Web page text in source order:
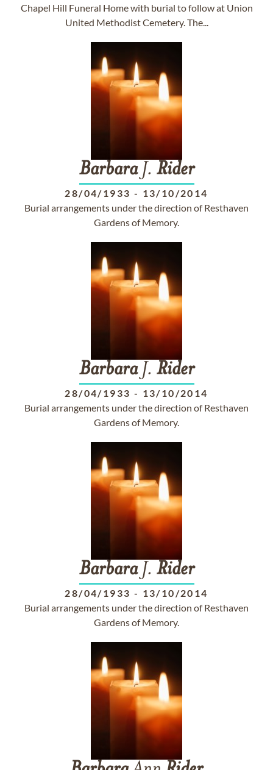
Chapel Hill Funeral Home with burial to follow at Union
United Methodist Cemetery. The...
BarbaraJ. Rider
28/04/1933 - 13/10/2014
Burial arrangements under the direction of Resthaven
Gardens of Memory.
BarbaraJ. Rider
28/04/1933 - 13/10/2014
Burial arrangements under the direction of Resthaven
Gardens of Memory.
BarbaraJ. Rider
28/04/1933 - 13/10/2014
Burial arrangements under the direction of Resthaven
Gardens of Memory.